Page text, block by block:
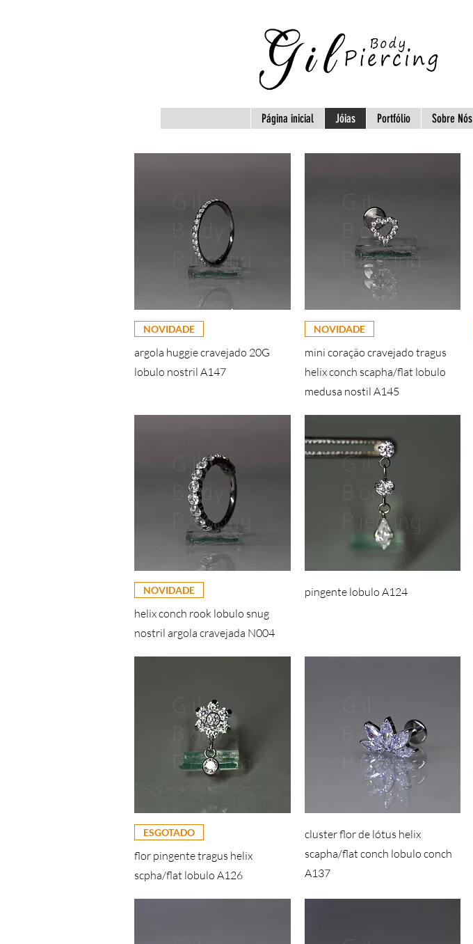
Página inicial Jóias Portfólio Sobre Nós
NOVIDADE
argola huggie cravejado 20G
lobulo nostril A147
NOVIDADE
mini coração cravejado tragus
helix conch scapha/flat lobulo
medusa nostil A145
NOVIDADE
helix conch rook lobulo snug
nostril argola cravejada N004
pingente lobulo A124
ESGOTADO
flor pingente tragus helix
scpha/flat lobulo A126
cluster flor de lótus helix
scapha/flat conch lobulo conch
A137